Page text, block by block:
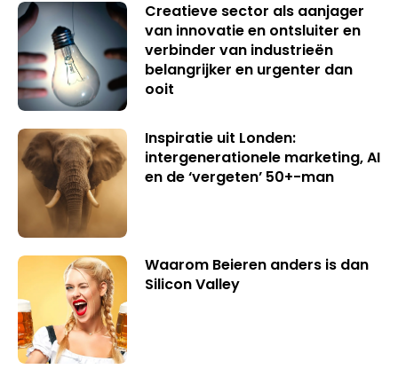
Creatieve sector als aanjager
van innovatie en ontsluiter en
verbinder van industrieën
belangrijker en urgenter dan
ooit
Inspiratie uit Londen:
intergenerationele marketing, AI
en de ‘vergeten’ 50+-man
Waarom Beieren anders is dan
Silicon Valley